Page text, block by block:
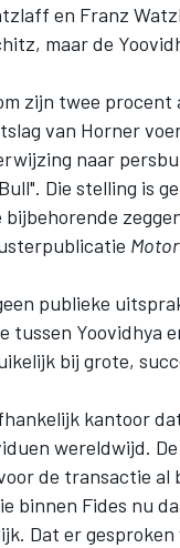
en Franz
maar de
zijn twee procent
van Horner
naar
Die stelling is
publieke
tussen Yoovidhya
bij grote,
kantoor
wereldwijd.
de transactie al
binnen Fides nu
Dat er